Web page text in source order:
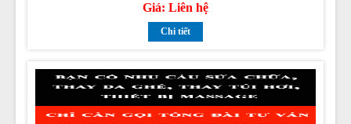
Thay da ghế massage tại Huyện Tuy Phong, Huyện Bắc